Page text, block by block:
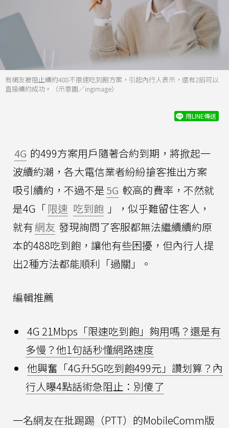
有網友被阻止續約488不限速吃到飽方案，引起內行人表示，還有2招可以
直接續約成功。（示意圖／ingimage）
用LINE傳送
4G 的499方案用戶隨著合約到期，將掀起一
波續約潮，各大電信業者紛紛搶客推出方案
吸引續約，不過不是5G 較高的費率，不然就
是4G「限速 吃到飽 」，似乎難留住客人，
就有網友 發現詢問了客服都無法繼續續約原
本的488吃到飽，讓他有些困擾，但內行人提
出2種方法都能順利「過關」。
編輯推薦
4G 21Mbps「限速吃到飽」夠用嗎？還是有
多慢？他1句話秒懂網路速度
他興奮「4G升5G吃到飽499元」讚划算？內
行人曝4點話術急阻止：別傻了
一名網友在批踢踢（PTT）的MobileComm版